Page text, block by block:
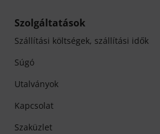
Szolgáltatások
Szállítási költségek, szállítási idők
Súgó
Utalványok
Kapcsolat
Szaküzlet